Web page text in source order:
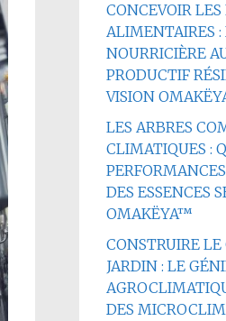
CONCEVOIR LES
ALIMENTAIRES :
NOURRICIÈRE
PRODUCTIF
VISION
LES ARBRES
CLIMATIQUES :
DES ESSENCES
OMAKËYA™
CONSTRUIRE
JARDIN : LE
DES